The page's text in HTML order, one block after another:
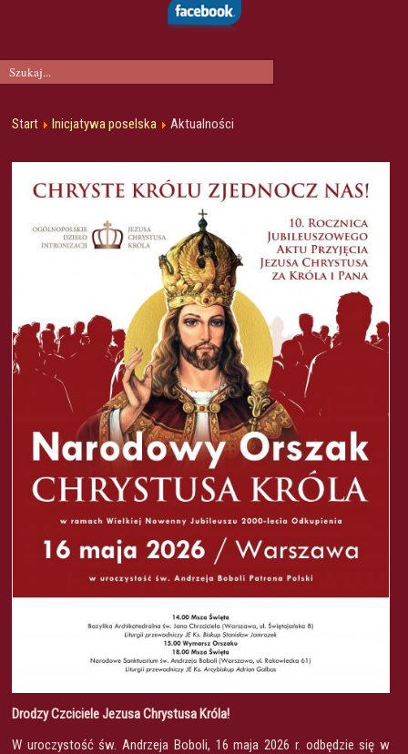
Start Inicjatywa poselska Aktualności
Drodzy Czciciele Jezusa Chrystusa Króla!
W uroczystość św. Andrzeja Boboli, 16 maja 2026 r. odbędzie się w